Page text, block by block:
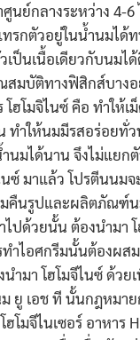
นย์กลางระหว่าง 4-
ทรกตัวอยู่ในน้ำนมไ
เป็นเนื้อเดียวกับนม
สมบัติทางฟิสิกส์บาง
ฮโมจิไนซ์ คือ ทำให้
ทำให้นมมีรสอร่อยทั่
นมได้นาน จึงไม่แย
ซ์ มาแล้ว โปรตีนนม
มคืนรูปและผลิตภัณ
ปด้วยนั้น ต้องนำมา
ำไอศกรีมนั้นต้องผส
นำมา โฮโมจีไนซ์ ด้
ยู เอช ที นั้นกฎหมา
โมจีไนเซอร์ อาหาร